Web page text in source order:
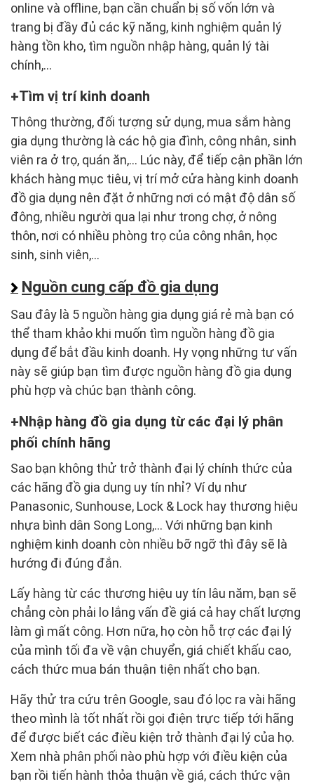
online và offline, bạn cần chuẩn bị số vốn lớn và
trang bị đầy đủ các kỹ năng, kinh nghiệm quản lý
hàng tồn kho, tìm nguồn nhập hàng, quản lý tài
chính,...
Tìm vị trí kinh doanh
Thông thường, đối tượng sử dụng, mua sắm hàng
gia dụng thường là các hộ gia đình, công nhân, sinh
viên ra ở trọ, quán ăn,... Lúc này, để tiếp cận phần lớn
khách hàng mục tiêu, vị trí mở cửa hàng kinh doanh
đồ gia dụng nên đặt ở những nơi có mật độ dân số
đông, nhiều người qua lại như trong chợ, ở nông
thôn, nơi có nhiều phòng trọ của công nhân, học
sinh, sinh viên,...
Nguồn cung cấp đồ gia dụng
Sau đây là 5 nguồn hàng gia dụng giá rẻ mà bạn có
thể tham khảo khi muốn tìm nguồn hàng đồ gia
dụng để bắt đầu kinh doanh. Hy vọng những tư vấn
này sẽ giúp bạn tìm được nguồn hàng đồ gia dụng
phù hợp và chúc bạn thành công.
Nhập hàng đồ gia dụng từ các đại lý phân
phối chính hãng
Sao bạn không thử trở thành đại lý chính thức của
các hãng đồ gia dụng uy tín nhỉ? Ví dụ như
Panasonic, Sunhouse, Lock & Lock hay thương hiệu
nhựa bình dân Song Long,… Với những bạn kinh
nghiệm kinh doanh còn nhiều bỡ ngỡ thì đây sẽ là
hướng đi đúng đắn.
Lấy hàng từ các thương hiệu uy tín lâu năm, bạn sẽ
chẳng còn phải lo lắng vấn đề giá cả hay chất lượng
làm gì mất công. Hơn nữa, họ còn hỗ trợ các đại lý
của mình tối đa về vận chuyển, giá chiết khấu cao,
cách thức mua bán thuận tiện nhất cho bạn.
Hãy thử tra cứu trên Google, sau đó lọc ra vài hãng
theo mình là tốt nhất rồi gọi điện trực tiếp tới hãng
để được biết các điều kiện trở thành đại lý của họ.
Xem nhà phân phối nào phù hợp với điều kiện của
bạn rồi tiến hành thỏa thuận về giá, cách thức vận